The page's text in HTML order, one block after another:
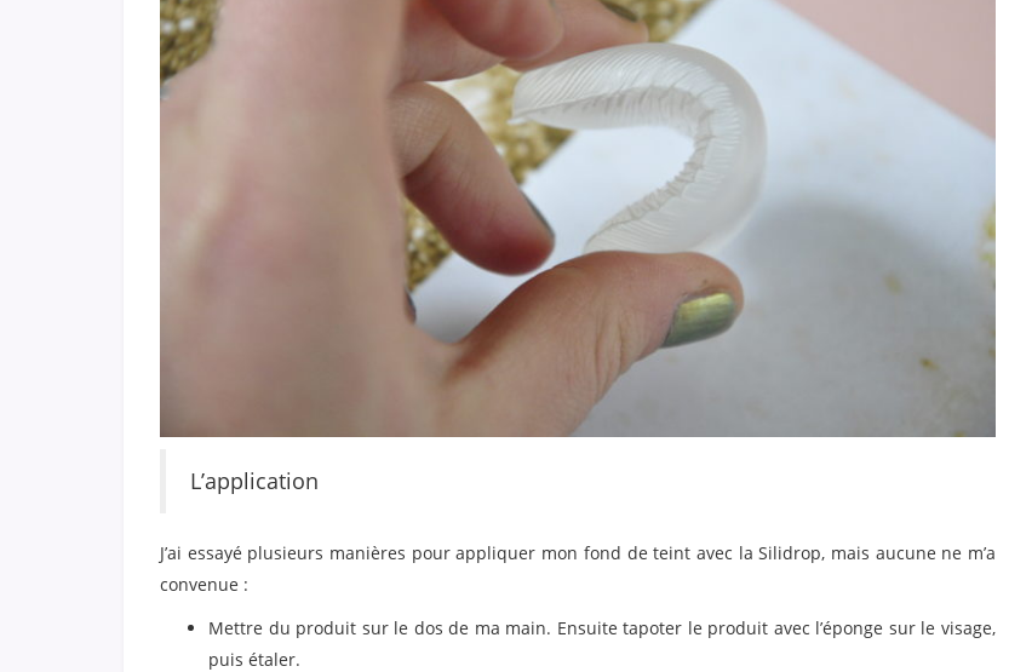
L’application
J’ai essayé plusieurs manières pour appliquer mon fond de teint avec la Silidrop, mais aucune ne m’a
convenue :
Mettre du produit sur le dos de ma main. Ensuite tapoter le produit avec l’éponge sur le visage,
puis étaler.